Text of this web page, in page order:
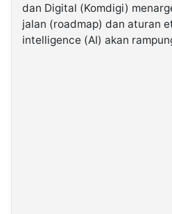
dan Digital (Komdigi)
jalan (roadmap) dan aturan
intelligence (AI) akan